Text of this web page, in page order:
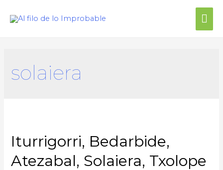
solaiera
Iturrigorri, Bedarbide,
Atezabal, Solaiera, Txolope